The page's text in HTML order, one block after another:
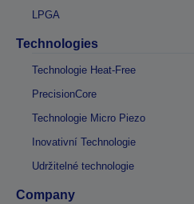
LPGA
Technologies
Technologie Heat-Free
PrecisionCore
Technologie Micro Piezo
Inovativní Technologie
Udržitelné technologie
Company